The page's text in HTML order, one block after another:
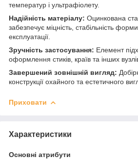
температур і ультрафіолету.
Надійність матеріалу: Оцинкована
забезпечує міцність, стабільність форми
експлуатації.
Зручність застосування: Елемент
оформлення стиків, країв та інших вузлів
Завершений зовнішній вигляд:
конструкції охайного та естетичного
Приховати
Характеристики
Основні атрибути